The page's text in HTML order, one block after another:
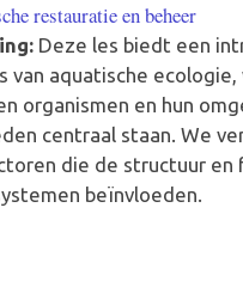
restauratie en beheer
Deze les biedt een
van aquatische ecologie,
organismen en hun
centraal staan. We
die de structuur en
beïnvloeden.